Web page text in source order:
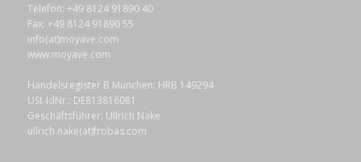
Telefon: +49 8124 91890 40
Fax: +49 8124 91890 55
info(at)moyave.com
www.moyave.com
Handelsregister B München: HRB 149294
USt-IdNr.: DE813816081
Geschäftsführer: Ullrich Nake
ullrich.nake(at)frobas.com